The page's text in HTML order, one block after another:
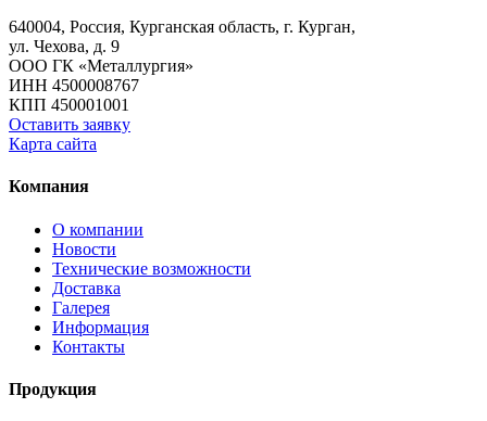
640004, Россия, Курганская область, г. Курган,
ул. Чехова, д. 9
ООО ГК «Металлургия»
ИНН 4500008767
КПП 450001001
Оставить заявку
Карта сайта
Компания
О компании
Новости
Технические возможности
Доставка
Галерея
Информация
Контакты
Продукция